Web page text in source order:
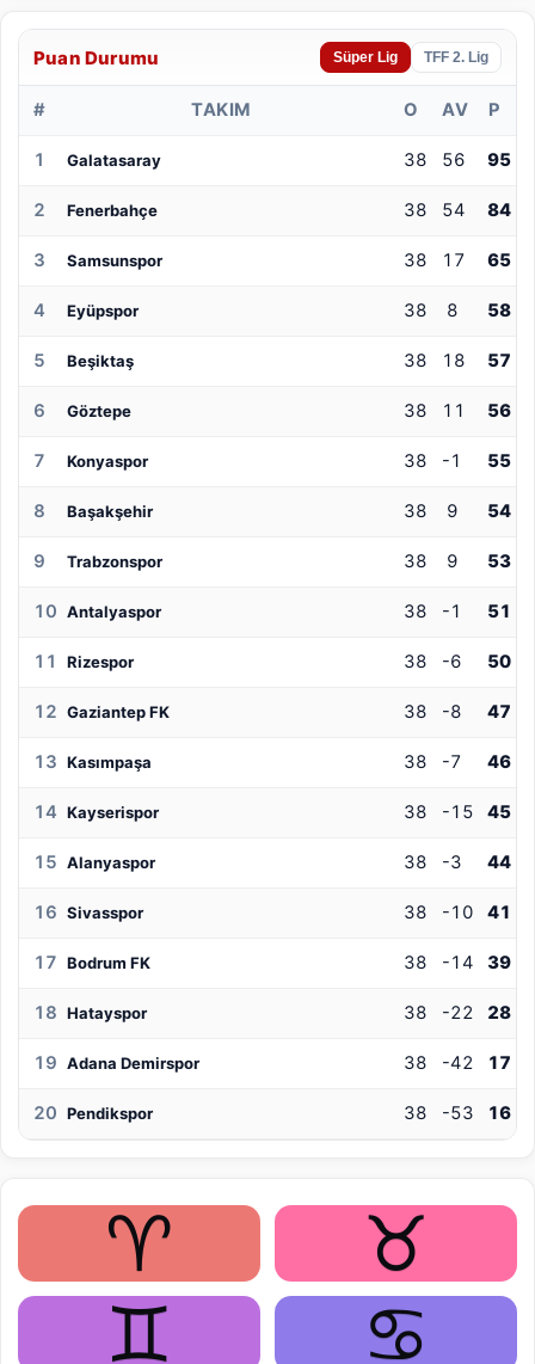
Puan Durumu Süper Lig TFF 2. Lig
# TAKIM O AV P
1 Galatasaray 38 56 95
2 Fenerbahçe 38 54 84
3 Samsunspor 38 17 65
4 Eyüpspor 38 8 58
5 Beşiktaş 38 18 57
6 Göztepe 38 11 56
7 Konyaspor 38 -1 55
8 Başakşehir 38 9 54
9 Trabzonspor 38 9 53
10 Antalyaspor 38 -1 51
11 Rizespor 38 -6 50
12 Gaziantep FK 38 -8 47
13 Kasımpaşa 38 -7 46
14 Kayserispor 38 -15 45
15 Alanyaspor 38 -3 44
16 Sivasspor 38 -10 41
17 Bodrum FK 38 -14 39
18 Hatayspor 38 -22 28
19 Adana Demirspor 38 -42 17
20 Pendikspor 38 -53 16
♈
♉
♊
♋